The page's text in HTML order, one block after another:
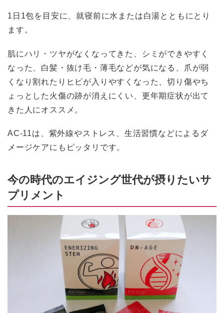
1日1包を目安に、就寝前に水または白湯とともにとり
ます。
肌にハリ・ツヤがなくなってきた、シミができやすく
なった、白髪・抜け毛・薄毛などが気になる、爪が弱
くなり割れたりヒビが入りやすくなった、切り傷やち
ょっとした火傷の跡が消えにくい、更年期症状が出て
きた人にオススメ。
AC-11は、紫外線やストレス、生活習慣などによるダ
メージケアにもピッタリです。
今の時代のエイジング世代が摂りたいサ
プリメント